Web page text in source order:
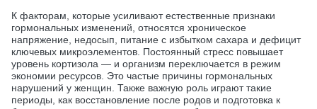
К факторам, которые усиливают естественные признаки
гормональных изменений, относятся хроническое
напряжение, недосып, питание с избытком сахара и дефицит
ключевых микроэлементов. Постоянный стресс повышает
уровень кортизола — и организм переключается в режим
экономии ресурсов. Это частые причины гормональных
нарушений у женщин. Также важную роль играют такие
периоды, как восстановление после родов и подготовка к